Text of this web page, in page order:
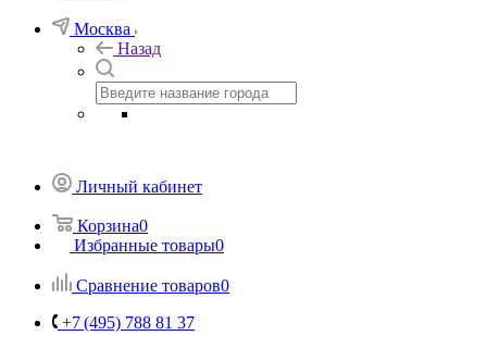
Москва
Назад
Личный кабинет
Корзина0
Избранные товары0
Сравнение товаров0
+7 (495) 788 81 37